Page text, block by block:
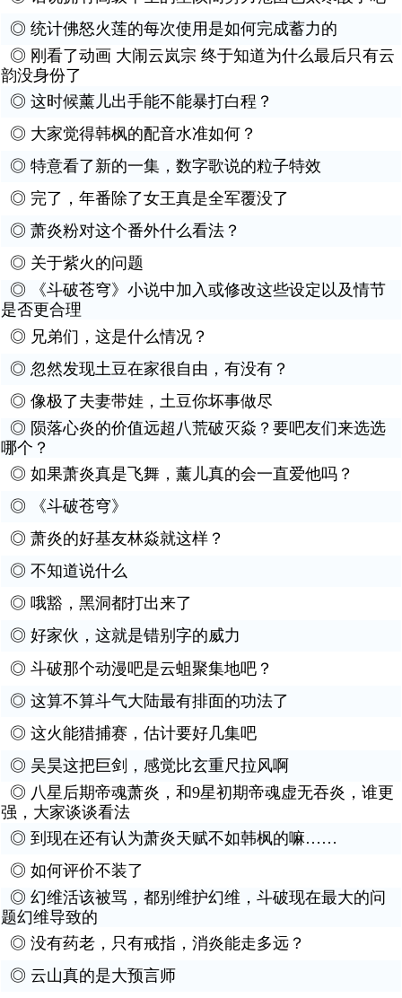
◎ 统计佛怒火莲的每次使用是如何完成蓄力的
◎ 刚看了动画 大闹云岚宗 终于知道为什么最后只有云
韵没身份了
◎ 这时候薰儿出手能不能暴打白程？
◎ 大家觉得韩枫的配音水准如何？
◎ 特意看了新的一集，数字歌说的粒子特效
◎ 完了，年番除了女王真是全军覆没了
◎ 萧炎粉对这个番外什么看法？
◎ 关于紫火的问题
◎
《斗破苍穹》小说中加入或修改这些设定以及情节
是否更合理
◎ 兄弟们，这是什么情况？
◎ 忽然发现土豆在家很自由，有没有？
◎ 像极了夫妻带娃，土豆你坏事做尽
◎ 陨落心炎的价值远超八荒破灭焱？要吧友们来选选
哪个？
◎ 如果萧炎真是飞舞，薰儿真的会一直爱他吗？
◎
《斗破苍穹》
◎ 萧炎的好基友林焱就这样？
◎ 不知道说什么
◎ 哦豁，黑洞都打出来了
◎ 好家伙，这就是错别字的威力
◎ 斗破那个动漫吧是云蛆聚集地吧？
◎ 这算不算斗气大陆最有排面的功法了
◎ 这火能猎捕赛，估计要好几集吧
◎ 吴昊这把巨剑，感觉比玄重尺拉风啊
◎ 八星后期帝魂萧炎，和9星初期帝魂虚无吞炎，谁更
强，大家谈谈看法
◎ 到现在还有认为萧炎天赋不如韩枫的嘛……
◎ 如何评价不装了
◎ 幻维活该被骂，都别维护幻维，斗破现在最大的问
题幻维导致的
◎ 没有药老，只有戒指，消炎能走多远？
◎ 云山真的是大预言师